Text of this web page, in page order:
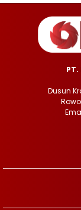
Dusun